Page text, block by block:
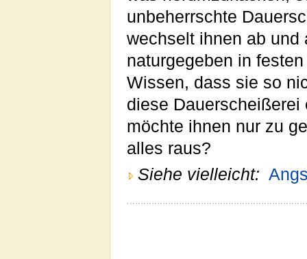
unbeherrschte
wechselt ihnen ab
naturgegeben in
Wissen, dass sie so
diese
möchte ihnen nur zu
alles raus?
Siehe vielleicht: